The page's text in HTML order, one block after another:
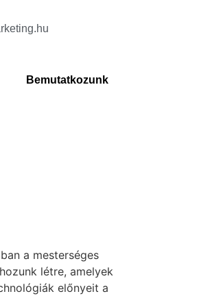
Bemutatkozunk
a mesterséges
létre, amelyek
előnyeit a